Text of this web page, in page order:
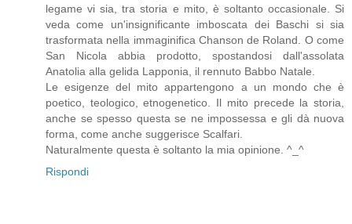
legame vi sia, tra storia e mito, è soltanto occasionale. Si
veda come un'insignificante imboscata dei Baschi si sia
trasformata nella immaginifica Chanson de Roland. O come
San Nicola abbia prodotto, spostandosi dall'assolata
Anatolia alla gelida Lapponia, il rennuto Babbo Natale.
Le esigenze del mito appartengono a un mondo che è
poetico, teologico, etnogenetico. Il mito precede la storia,
anche se spesso questa se ne impossessa e gli dà nuova
forma, come anche suggerisce Scalfari.
Naturalmente questa è soltanto la mia opinione. ^_^
Rispondi